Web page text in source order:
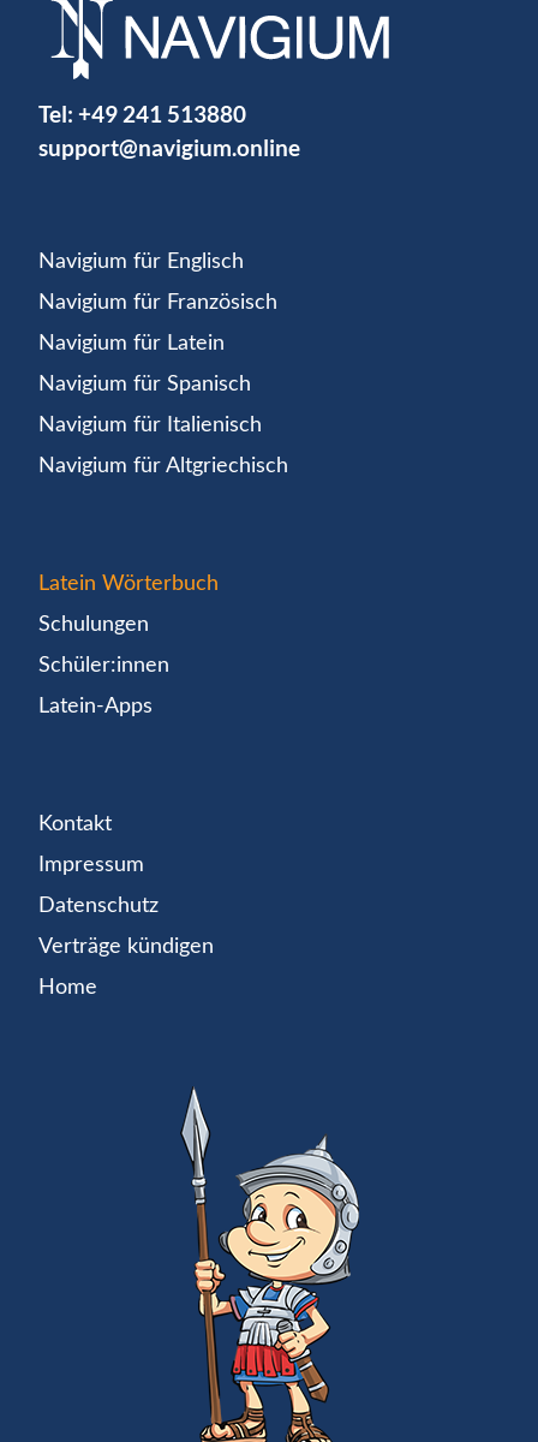
Tel: +49 241 513880
support@navigium.online
Navigium für Englisch
Navigium für Französisch
Navigium für Latein
Navigium für Spanisch
Navigium für Italienisch
Navigium für Altgriechisch
Latein Wörterbuch
Schulungen
Schüler:innen
Latein-Apps
Kontakt
Impressum
Datenschutz
Verträge kündigen
Home